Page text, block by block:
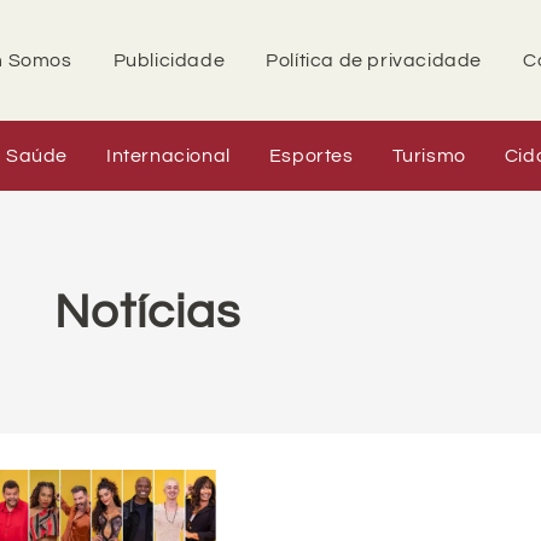
Somos Publicidade Política de privacidade
Saúde Internacional Esportes Turismo
Notícias